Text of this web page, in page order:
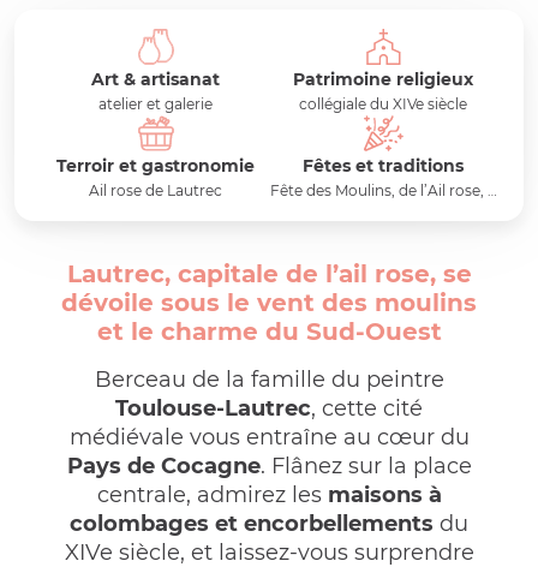
Art & artisanat
atelier et galerie
Patrimoine religieux
collégiale du XIVe siècle
Terroir et gastronomie
Ail rose de Lautrec
Fêtes et traditions
Fête des Moulins, de l’Ail rose, …
Lautrec, capitale de l’ail rose, se
dévoile sous le vent des moulins
et le charme du Sud-Ouest
Berceau de la famille du peintre
Toulouse-Lautrec, cette cité
médiévale vous entraîne au cœur du
Pays de Cocagne. Flânez sur la place
centrale, admirez les maisons à
colombages et encorbellements du
XIVe siècle, et laissez-vous surprendre